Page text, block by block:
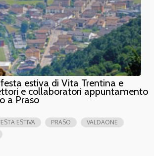
estiva di Vita Trentina e
e collaboratori appuntamento
a Praso
ESTIVA PRASO
VALDAONE